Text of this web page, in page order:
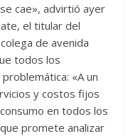
cae», advirtió ayer
el titular del
de avenida
todos los
«A un
y costos fijos
en todos los
promete analizar